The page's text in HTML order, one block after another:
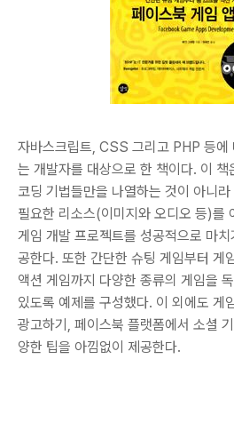
자바스크립트, CSS 그리고 PHP 등에
는 개발자를 대상으로 한 책이다. 이
코딩 기법들만을 나열하는 것이 아니
필요한 리소스(이미지와 오디오 등)를
게임 개발 프로젝트를 성공적으로 마
공한다. 또한 간단한 슈팅 게임부터 게
액션 게임까지 다양한 종류의 게임을
있도록 예제를 구성했다. 이 외에도 게
광고하기, 페이스북 플랫폼에서 소셜
양한 팁을 아낌없이 제공한다.